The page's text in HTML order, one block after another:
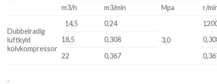
m3/h m3/min Mpa r/
Dubbelradig
luftkyld
kolvkompressor
14,5
0,24
3,0
18,5
0,308
22
0,367
.